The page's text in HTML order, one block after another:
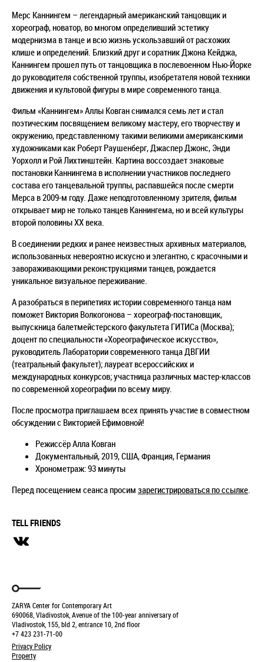
Мерс Каннингем – легендарный американский танцовщик и
хореограф, новатор, во многом определивший эстетику
модернизма в танце и всю жизнь ускользавший от расхожих
клише и определений. Близкий друг и соратник Джона Кейджа,
Каннингем прошел путь от танцовщика в послевоенном Нью-Йорке
до руководителя собственной труппы, изобретателя новой техники
движения и культовой фигуры в мире современного танца.
Фильм «Каннингем» Аллы Ковган снимался семь лет и стал
поэтическим посвящением великому мастеру, его творчеству и
окружению, представленному такими великими американскими
художниками как Роберт Раушенберг, Джаспер Джонс, Энди
Уорхолл и Рой Лихтинштейн. Картина воссоздает знаковые
постановки Каннингема в исполнении участников последнего
состава его танцевальной труппы, распавшейся после смерти
Мерса в 2009-м году. Даже неподготовленному зрителя, фильм
открывает мир не только танцев Каннингема, но и всей культуры
второй половины XX века.
В соединении редких и ранее неизвестных архивных материалов,
использованных невероятно искусно и элегантно, с красочными и
завораживающими реконструкциями танцев, рождается
уникальное визуальное переживание.
А разобраться в перипетиях истории современного танца нам
поможет Виктория Волкогонова – хореограф-постановщик,
выпускница балетмейстерского факультета ГИТИСа (Москва);
доцент по специальности «Хореографическое искусство»,
руководитель Лаборатории современного танца ДВГИИ
(театральный факультет); лауреат всероссийских и
международных конкурсов; участница различных мастер-классов
по современной хореографии по всему миру.
После просмотра приглашаем всех принять участие в совместном
обсуждении с Викторией Ефимовной!
Режиссёр Алла Ковган
Документальный, 2019, США, Франция, Германия
Хронометраж: 93 минуты
Перед посещением сеанса просим зарегистрироваться по ссылке
TELL FRIENDS
ZARYA Center for Contemporary Art
690068, Vladivostok, Avenue of the 100-year anniversary of
Vladivostok, 155, bld 2, entrance 10, 2nd floor
+7 423 231-71-00
Privacy Policy
Property